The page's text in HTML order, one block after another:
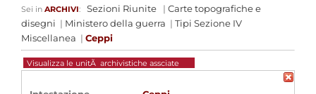
Sei in ARCHIVI: Sezioni Riunite | Carte topografiche e
disegni | Ministero della guerra | Tipi Sezione IV
Miscellanea | Ceppi
Visualizza le unitÃ archivistiche assciate